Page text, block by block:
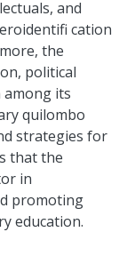
and
cation
the
political
among its
quilombo
strategies for
that the
in
promoting
education.